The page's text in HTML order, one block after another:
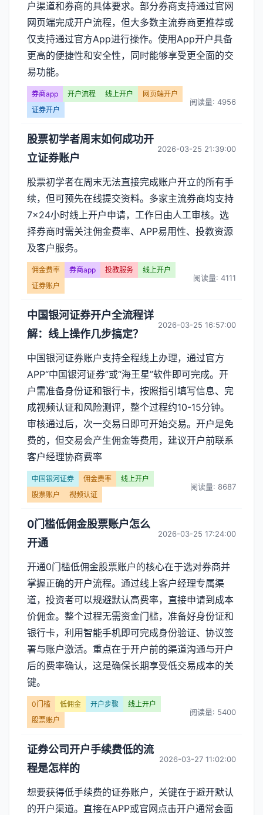
户渠道和券商的具体要求。部分券商支持通过官网
网页端完成开户流程，但大多数主流券商更推荐或
仅支持通过官方App进行操作。使用App开户具备
更高的便捷性和安全性，同时能够享受更全面的交
易功能。
券商app 开户流程 线上开户
网页端开户
证券开户
阅读量: 4956
股票初学者周末如何成功开
立证券账户
2026-03-25 21:39:00
股票初学者在周末无法直接完成账户开立的所有手
续，但可预先在线提交资料。多家主流券商均支持
7×24小时线上开户申请，工作日由人工审核。选
择券商时需关注佣金费率、APP易用性、投教资源
及客户服务。
佣金费率 券商app 投教服务
线上开户
证券账户
阅读量: 4111
中国银河证券开户全流程详
解：线上操作几步搞定？
2026-03-25 16:57:00
中国银河证券账户支持全程线上办理，通过官方
APP“中国银河证券”或“海王星”软件即可完成。开
户需准备身份证和银行卡，按照指引填写信息、完
成视频认证和风险测评，整个过程约10-15分钟。
审核通过后，次一交易日即可开始交易。开户是免
费的，但交易会产生佣金等费用，建议开户前联系
客户经理协商费率
中国银河证券 佣金费率
线上开户
股票账户
视频认证
阅读量: 8687
0门槛低佣金股票账户怎么
开通
2026-03-25 17:24:00
开通0门槛低佣金股票账户的核心在于选对券商并
掌握正确的开户流程。通过线上客户经理专属渠
道，投资者可以规避默认高费率，直接申请到成本
价佣金。整个过程无需资金门槛，准备好身份证和
银行卡，利用智能手机即可完成身份验证、协议签
署与账户激活。重点在于开户前的渠道沟通与开户
后的费率确认，这是确保长期享受低交易成本的关
键。
0门槛 低佣金 开户步骤
线上开户
股票账户
阅读量: 5400
证券公司开户手续费低的流
程是怎样的
2026-03-27 11:02:00
想要获得低手续费的证券账户，关键在于避开默认
的开户渠道。直接在APP或官网点击开户通常会面